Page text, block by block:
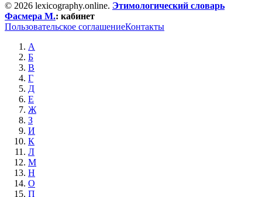
© 2026 lexicography.online. Этимологический словарь
Фасмера М.: кабинет
Пользовательское соглашениеКонтакты
А
Б
В
Г
Д
Е
Ж
З
И
К
Л
М
Н
О
П